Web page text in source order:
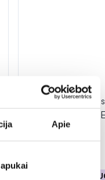
Apie
CONVATEC žiedas
STOMAHESIVE
% PAPILDOMA